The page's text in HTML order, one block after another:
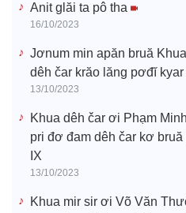
Anit glăi ta pô tha
16/10/2023
Jơnum min apăn bruă
dêh čar krăo lăng pơđĭ
13/10/2023
Khua dêh čar ơi Phạm
pri đơ đam dêh čar kơ
IX
13/10/2023
Khua mir sir ơi Võ Văn